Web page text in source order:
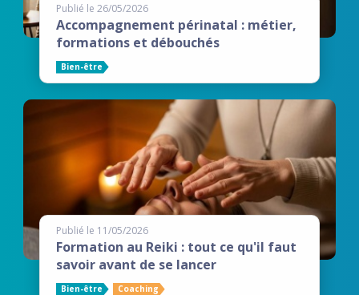
Publié le 26/05/2026
Accompagnement périnatal : métier,
formations et débouchés
Bien-être
Publié le 11/05/2026
Formation au Reiki : tout ce qu'il faut
savoir avant de se lancer
Bien-être Coaching